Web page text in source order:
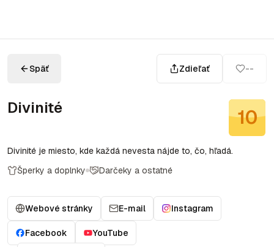
Späť Zdieľať --
Divinité 10
Divinité je miesto, kde každá nevesta nájde to, čo, hľadá.
Šperky a doplnky
Darčeky a ostatné
Webové stránky E-mail Instagram
Facebook
YouTube